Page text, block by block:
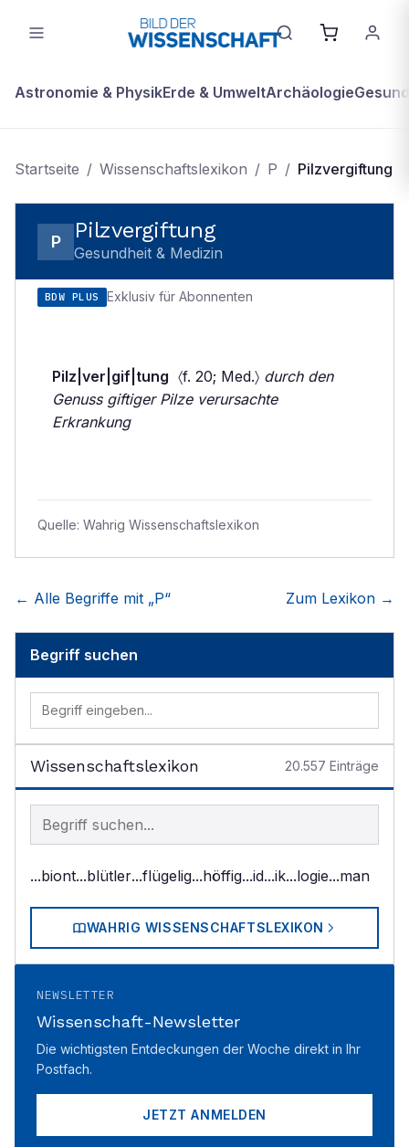
Astronomie & PhysikErde & UmweltArchäologie
Startseite / Wissenschaftslexikon / P / Pilzvergiftung
P Pilzvergiftung
Gesundheit & Medizin
BDW PLUS Exklusiv für Abonnenten
Pilz|ver|gif|tung 〈f. 20; Med.〉 durch den
Genuss giftiger Pilze verursachte
Erkrankung
Quelle: Wahrig Wissenschaftslexikon
← Alle Begriffe mit „P“ Zum Lexikon →
Begriff suchen
Wissenschaftslexikon 20.557 Einträge
Begriff im Lexikon suchen
...biont...blütler...flügelig...höffig...id...ik...logie...man
WAHRIG WISSENSCHAFTSLEXIKON
NEWSLETTER
Wissenschaft-Newsletter
Die wichtigsten Entdeckungen der Woche direkt in Ihr
Postfach.
JETZT ANMELDEN